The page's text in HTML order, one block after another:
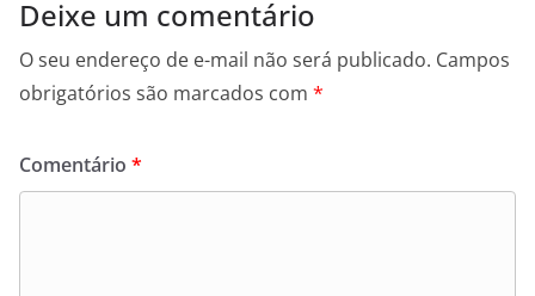
Deixe um comentário
O seu endereço de e-mail não será publicado. Campos
obrigatórios são marcados com *
Comentário *